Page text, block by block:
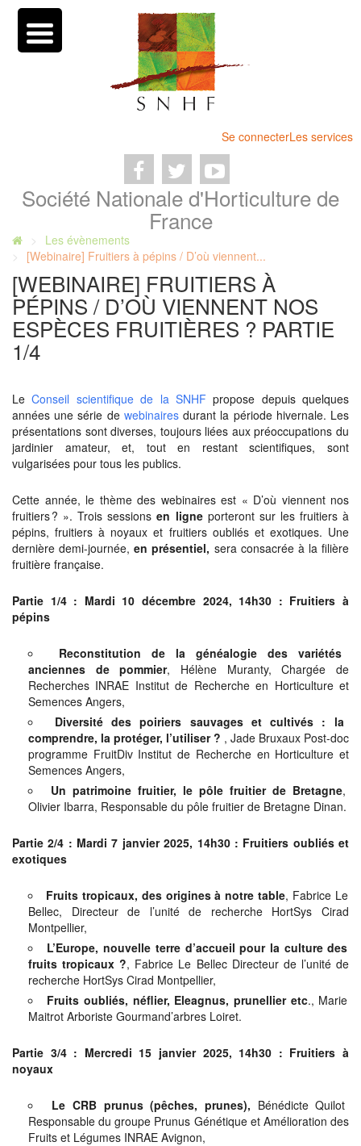
Se connecterLes services
Société Nationale d'Horticulture de
France
Les évènements
[Webinaire] Fruitiers à pépins / D’où viennent...
[WEBINAIRE] FRUITIERS À
PÉPINS / D’OÙ VIENNENT NOS
ESPÈCES FRUITIÈRES ? PARTIE
1/4
LeConseil scientifique de la SNHF propose depuis quelques
années une série de webinairesdurant la période hivernale. Les
présentations sont diverses, toujours liées aux préoccupations du
jardinier amateur, et, tout en restant scientifiques, sont
vulgarisées pour tous les publics.
Cette année, le thème des webinaires est « D’où viennent nos
fruitiers ? ». Trois sessionsen ligneporteront sur les fruitiers à
pépins, fruitiers à noyaux et fruitiers oubliés et exotiques. Une
dernière demi-journée, en présentiel, sera consacrée à la filière
fruitière française.
Partie 1/4 : Mardi 10 décembre 2024, 14h30 : Fruitiers à
pépins
Reconstitution de la généalogie des variétés
anciennes de pommier, Hélène Muranty, Chargée de
Recherches INRAE Institut de Recherche en Horticulture et
Semences Angers,
Diversité des poiriers sauvages et cultivés : la
comprendre, la protéger, l’utiliser ? , Jade Bruxaux Post-doc
programme FruitDiv Institut de Recherche en Horticulture et
Semences Angers,
Un patrimoine fruitier, le pôle fruitier de Bretagne,
Olivier Ibarra, Responsable du pôle fruitier de Bretagne Dinan.
Partie 2/4 : Mardi 7 janvier 2025, 14h30 : Fruitiers oubliés et
exotiques
Fruits tropicaux, des origines à notre table, Fabrice Le
Bellec, Directeur de l’unité de recherche HortSys Cirad
Montpellier,
L’Europe, nouvelle terre d’accueil pour la culture des
fruits tropicaux ?, Fabrice Le Bellec Directeur de l’unité de
recherche HortSys Cirad Montpellier,
Fruits oubliés, néflier, Eleagnus, prunellier etc., Marie
Maitrot Arboriste Gourmand’arbres Loiret.
Partie 3/4 : Mercredi 15 janvier 2025, 14h30 : Fruitiers à
noyaux
Le CRB prunus (pêches, prunes), Bénédicte Quilot
Responsable du groupe Prunus Génétique et Amélioration des
Fruits et Légumes INRAE Avignon,